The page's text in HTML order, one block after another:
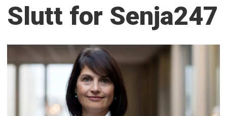
Slutt for Senja247